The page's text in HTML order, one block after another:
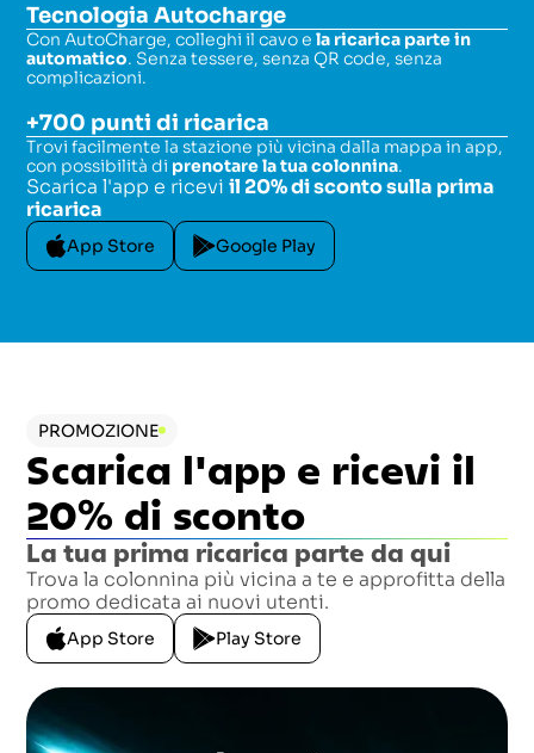
Tecnologia Autocharge
Con AutoCharge, colleghi il cavo ela ricarica parte in
automatico. Senza tessere, senza QR code, senza
complicazioni.
+700 punti di ricarica
Trovi facilmente la stazione più vicina dalla mappa in app,
con possibilità di prenotare la tua colonnina.
Scarica l'app e riceviil 20% di sconto sulla prima
ricarica
App Store Google Play
PROMOZIONE
Scarica l'app e ricevi il
20% di sconto
La tua prima ricarica parte da qui
Trova la colonnina più vicina a te e approfitta della
promo dedicata ai nuovi utenti.
App Store Play Store